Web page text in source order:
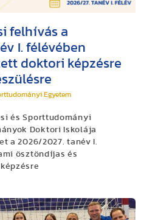
felhívás a
I. félévében
doktori képzésre
Egyetem
és Sporttudományi
Doktori Iskolája
a 2026/2027. tanév I.
ösztöndíjas és